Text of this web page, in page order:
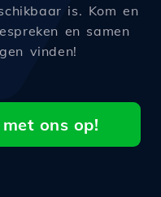
is. Kom en
en samen
vinden!
ons op!